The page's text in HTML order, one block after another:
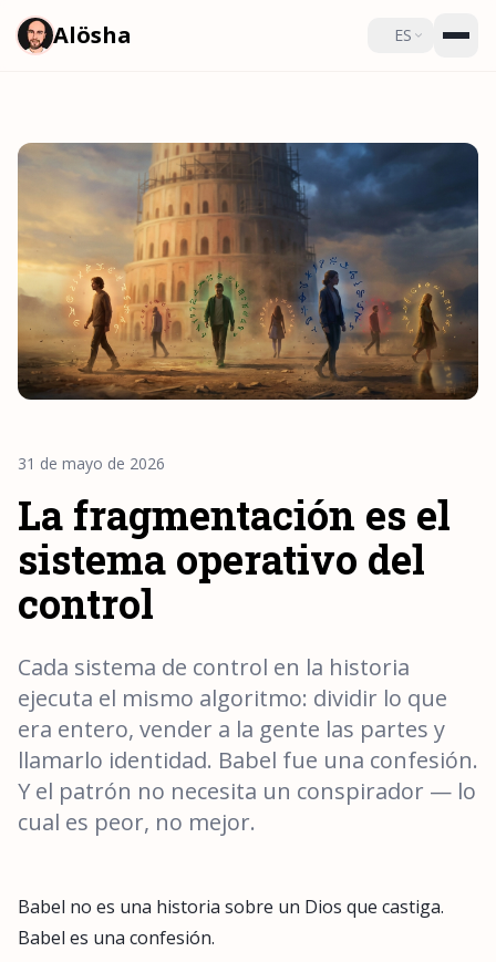
Alösha ES
31 de mayo de 2026
La fragmentación es el
sistema operativo del
control
Cada sistema de control en la historia
ejecuta el mismo algoritmo: dividir lo que
era entero, vender a la gente las partes y
llamarlo identidad. Babel fue una confesión.
Y el patrón no necesita un conspirador — lo
cual es peor, no mejor.
Babel no es una historia sobre un Dios que castiga.
Babel es una confesión.